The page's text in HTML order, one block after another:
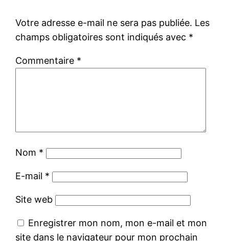
Votre adresse e-mail ne sera pas publiée. Les
champs obligatoires sont indiqués avec *
Commentaire *
Nom *
E-mail *
Site web
Enregistrer mon nom, mon e-mail et mon
site dans le navigateur pour mon prochain